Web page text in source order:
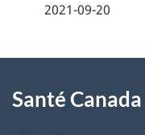
i
2021-09-20
propos
Santé Canada